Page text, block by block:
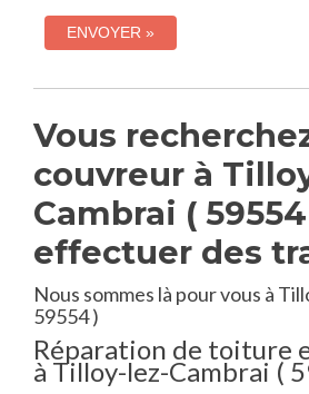
Vous
couvreur à
Cambrai (
effectuer des
Nous sommes là pour vous à
59554 )
Réparation de toiture
à Tilloy-lez-Cambrai (